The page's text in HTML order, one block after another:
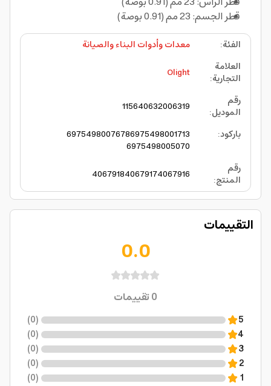
قطر الجسم: 23 مم (0.91 بوصة)
الفئة:
معدات وأدوات البناء والصيانة
العلامة
التجارية:
Olight
رقم
الموديل:
06319
06320
11564
باركود:
6975498001713
6975498007678
6975498005070
رقم
المنتج:
4067916
4067917
4067918
التقييمات
0.0
0تقييمات
5
(
0
)
4
(
0
)
3
(
0
)
2
(
0
)
1
(
0
)